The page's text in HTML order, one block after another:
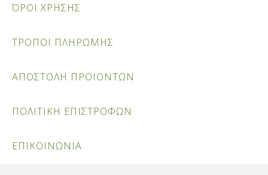
ΌΡΟΙ ΧΡΗΣΗΣ
ΤΡΟΠΟΙ ΠΛΗΡΩΜΗΣ
ΑΠΟΣΤΟΛΗ ΠΡΟΪΟΝΤΩΝ
ΠΟΛΙΤΙΚΗ ΕΠΙΣΤΡΟΦΩΝ
ΕΠΙΚΟΙΝΩΝΙΑ